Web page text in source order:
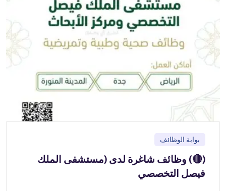
بوابة الوظائف
(🔴) وظائف شاغرة لدى (مستشفى الملك
فيصل التخصصي